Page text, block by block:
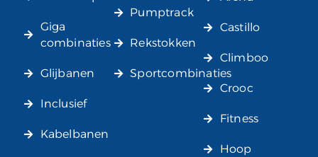
Giga
combinaties
Glijbanen
Inclusief
Kabelbanen
Pumptrack
Rekstokken
Sportcombinaties
Castillo
Climboo
Crooc
Fitness
Hoop